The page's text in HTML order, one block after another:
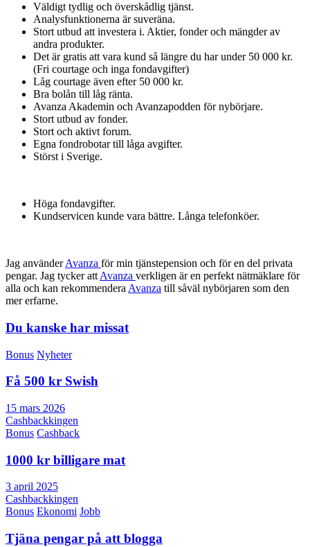
Väldigt tydlig och överskådlig tjänst.
Analysfunktionerna är suveräna.
Stort utbud att investera i. Aktier, fonder och mängder av
andra produkter.
Det är gratis att vara kund så längre du har under 50 000 kr.
(Fri courtage och inga fondavgifter)
Låg courtage även efter 50 000 kr.
Bra bolån till låg ränta.
Avanza Akademin och Avanzapodden för nybörjare.
Stort utbud av fonder.
Stort och aktivt forum.
Egna fondrobotar till låga avgifter.
Störst i Sverige.
Höga fondavgifter.
Kundservicen kunde vara bättre. Långa telefonköer.
Jag använderAvanza för min tjänstepension och för en del privata
pengar. Jag tycker att Avanza verkligen är en perfekt nätmäklare för
alla och kan rekommendera Avanza till såväl nybörjaren som den
mer erfarne.
Du kanske har missat
Bonus Nyheter
Få 500 kr Swish
15 mars 2026
Cashbackkingen
Bonus Cashback
1000 kr billigare mat
3 april 2025
Cashbackkingen
Bonus Ekonomi Jobb
Tjäna pengar på att blogga